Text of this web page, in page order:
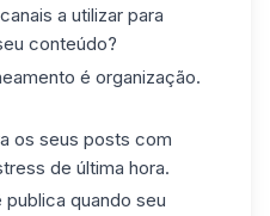
a utilizar para
conteúdo?
é organização.
os seus posts com
de última hora.
publica quando seu